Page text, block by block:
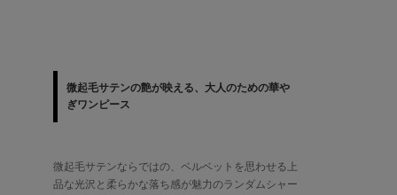
微起毛サテンの艶が映える、大人のための華や
ぎワンピース
微起毛サテンならではの、ベルベットを思わせる上
品な光沢と柔らかな落ち感が魅力のランダムシャー